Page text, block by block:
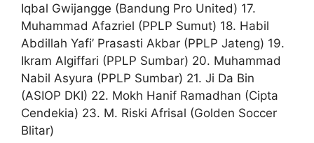
Iqbal Gwijangge (Bandung Pro United) 17.
Muhammad Afazriel (PPLP Sumut) 18. Habil
Abdillah Yafi’ Prasasti Akbar (PPLP Jateng) 19.
Ikram Algiffari (PPLP Sumbar) 20. Muhammad
Nabil Asyura (PPLP Sumbar) 21. Ji Da Bin
(ASIOP DKI) 22. Mokh Hanif Ramadhan (Cipta
Cendekia) 23. M. Riski Afrisal (Golden Soccer
Blitar)